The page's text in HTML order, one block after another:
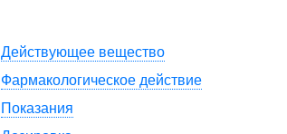
Действующее вещество
Фармакологическое действие
Показания